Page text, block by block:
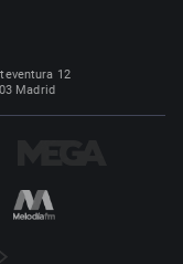
12
Madrid